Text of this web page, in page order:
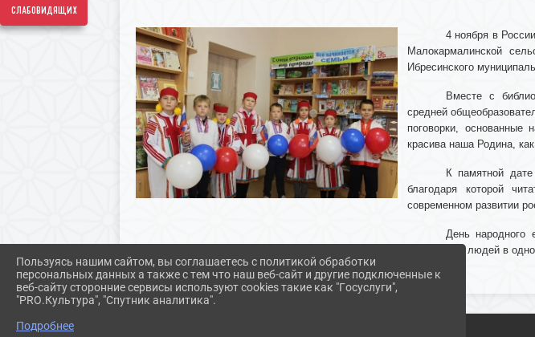
слабовидящих
4 ноября в
Малокармалинской
Ибресинского
Вместе с
средней
поговорки,
красива наша Родина,
К памятной
благодаря которой
современном развитии
День народного
объединяет людей в
Пользуясь нашим сайтом, вы соглашаетесь с политикой обработки
персональных данных а также с тем что наш веб-сайт и другие подключенные к
веб-сайту сторонние сервисы используют cookies такие как "Госуслуги",
"PRO.Культура", "Спутник аналитика".
Подробнее